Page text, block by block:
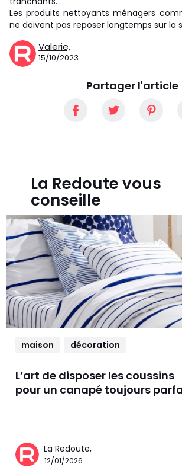
Les produits nettoyants ménagers
ne doivent pas reposer longtemps sur la
Valerie,
15/10/2023
Partager l'article
La Redoute vous
conseille
maison décoration
L’art de disposer les coussins
pour un canapé toujours
La Redoute,
12/01/2026